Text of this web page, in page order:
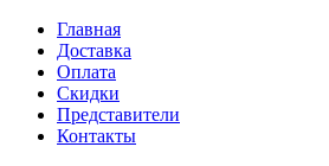
Главная
Доставка
Оплата
Скидки
Представители
Контакты